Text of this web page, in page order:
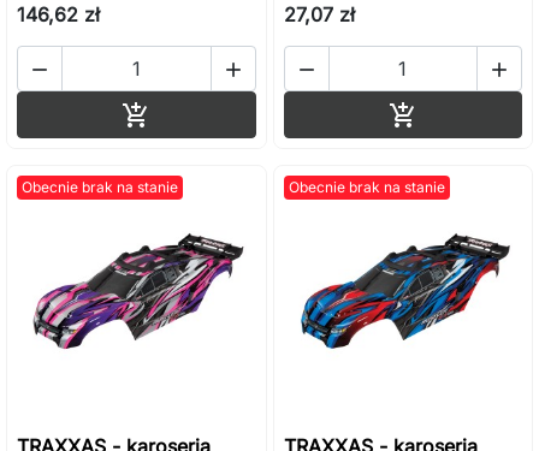
146,62 zł
 

27,07 zł
 

Obecnie brak na stanie
TRAXXAS - karoseria
Obecnie brak na stanie
TRAXXAS - karoseria